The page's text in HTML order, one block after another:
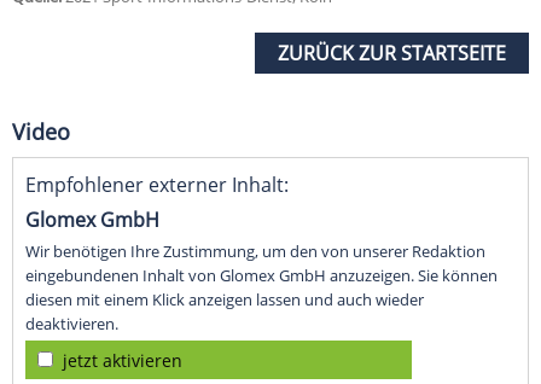
ZURÜCK ZUR STARTSEITE
Video
Empfohlener externer Inhalt:
Glomex GmbH
Wir benötigen Ihre Zustimmung, um den von unserer Redaktion
eingebundenen Inhalt von Glomex GmbH anzuzeigen. Sie können
diesen mit einem Klick anzeigen lassen und auch wieder
deaktivieren.
jetzt aktivieren